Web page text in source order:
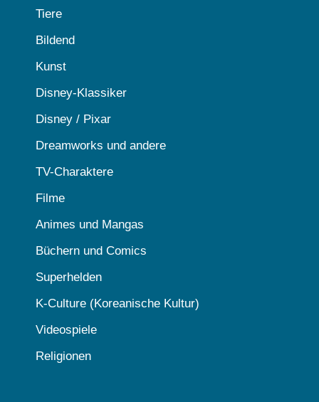
Tiere
Bildend
Kunst
Disney-Klassiker
Disney / Pixar
Dreamworks und andere
TV-Charaktere
Filme
Animes und Mangas
Büchern und Comics
Superhelden
K-Culture (Koreanische Kultur)
Videospiele
Religionen